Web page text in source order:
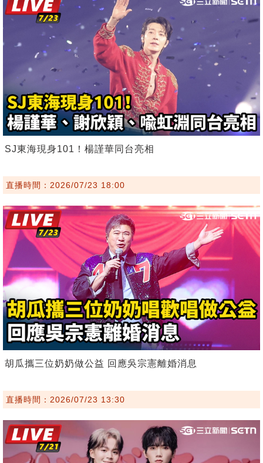
SJ東海現身101！楊謹華同台亮相
直播時間：2026/07/23 18:00
胡瓜攜三位奶奶做公益 回應吳宗憲離婚消息
直播時間：2026/07/23 13:30